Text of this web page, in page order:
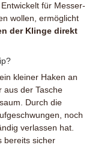
für Messer-
wollen, ermöglicht
der Klinge direkt
kleiner Haken an
aus der Tasche
Durch die
noch
verlassen hat.
bereits sicher